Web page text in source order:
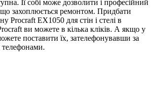
Її собі може дозволити і професійний
захоплюється ремонтом. Придбати
Procraft EX1050 для стін і стелі в
ви можете в кілька кліків. А якщо у
поставити їх, зателефонувавши за
телефонами.